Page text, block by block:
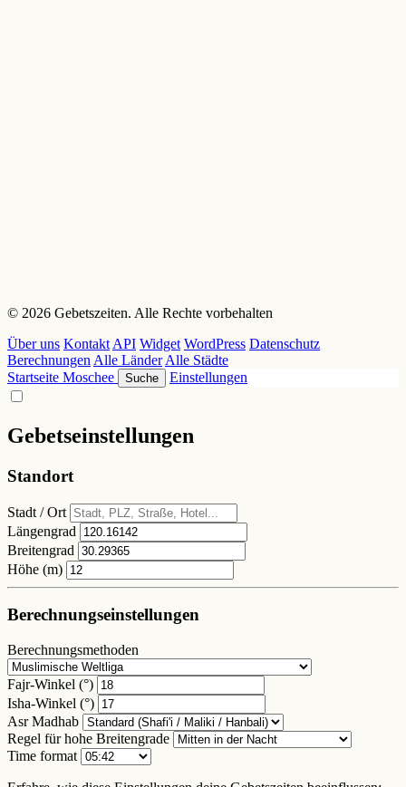
© 2026 Gebetszeiten. Alle Rechte vorbehalten
Über uns Kontakt API Widget WordPress Datenschutz
Berechnungen Alle Länder Alle Städte
Startseite Moschee Suche Einstellungen
Gebetseinstellungen
Standort
Stadt / Ort
Längengrad
Breitengrad
Höhe (m)
Berechnungseinstellungen
Berechnungsmethoden
Fajr-Winkel (°)
Isha-Winkel (°)
Asr Madhab
Regel für hohe Breitengrade
Time format